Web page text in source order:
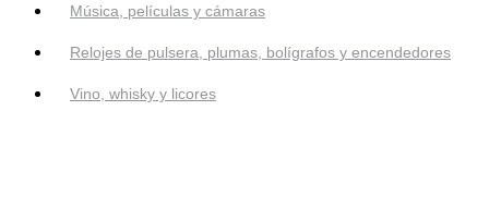
Música, películas y cámaras
Relojes de pulsera, plumas, bolígrafos y encendedores
Vino, whisky y licores